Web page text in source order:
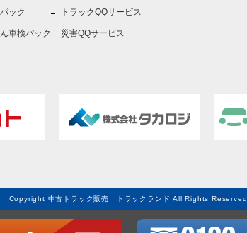
ック
車検パック
トラックQQサービス
災害QQサービス
Copyright 中古トラック販売 トラックランド All Rights Reserved.